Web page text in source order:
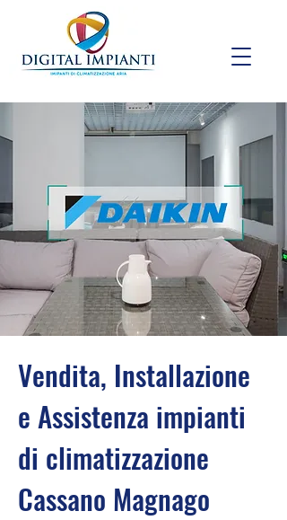
Vendita, Installazione
e Assistenza impianti
di climatizzazione
Cassano Magnago